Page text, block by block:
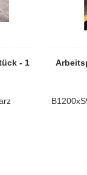
- 1